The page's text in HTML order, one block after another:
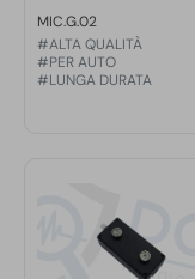
MIC.G.02
#ALTA QUALITÀ
#PER AUTO
#LUNGA DURATA